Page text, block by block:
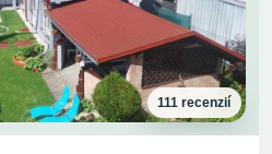
111 recenzií